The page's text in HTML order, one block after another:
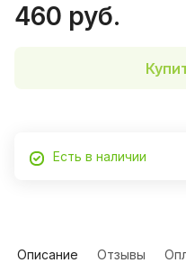
460 руб.
Есть в наличии
Описание Отзывы